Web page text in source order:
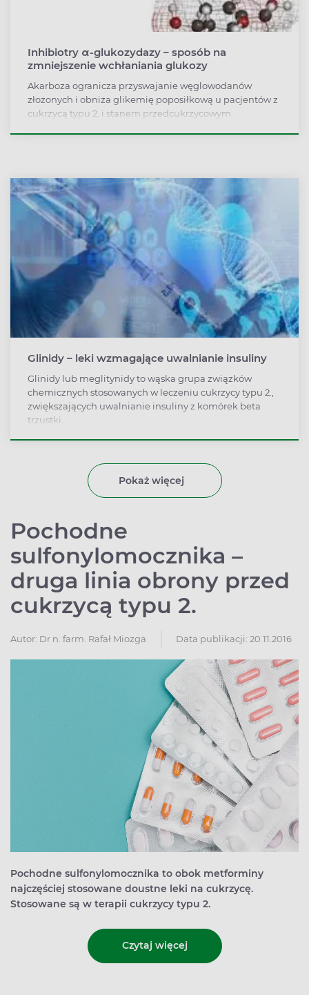
Inhibiotry α-glukozydazy – sposób na
zmniejszenie wchłaniania glukozy
Akarboza ogranicza przyswajanie węglowodanów
złożonych i obniża glikemię poposiłkową u pacjentów z
cukrzycą typu 2. i stanem przedcukrzycowym.
Glinidy – leki wzmagające uwalnianie insuliny
Glinidy lub meglitynidy to wąska grupa związków
chemicznych stosowanych w leczeniu cukrzycy typu 2.,
zwiększających uwalnianie insuliny z komórek beta
trzustki.
Pokaż więcej
Pochodne
sulfonylomocznika –
druga linia obrony przed
cukrzycą typu 2.
Autor: Dr n. farm. Rafał Miozga Data publikacji: 20.11.2016
Pochodne sulfonylomocznika to obok metforminy
najczęściej stosowane doustne leki na cukrzycę.
Stosowane są w terapii cukrzycy typu 2.
Czytaj więcej